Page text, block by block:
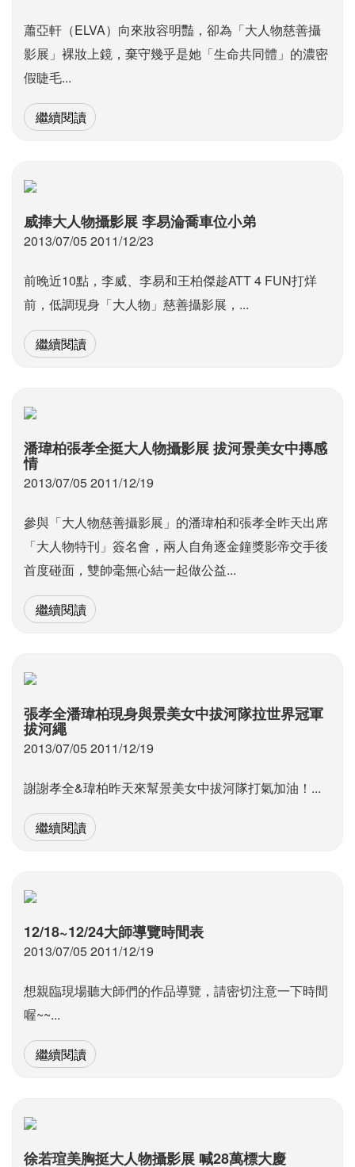
蕭亞軒（ELVA）向來妝容明豔，卻為「大人物慈善攝
影展」裸妝上鏡，棄守幾乎是她「生命共同體」的濃密
假睫毛...
繼續閱讀
威捧大人物攝影展 李易淪喬車位小弟
2013/07/05 2011/12/23
前晚近10點，李威、李易和王柏傑趁ATT 4 FUN打烊
前，低調現身「大人物」慈善攝影展，...
繼續閱讀
潘瑋柏張孝全挺大人物攝影展 拔河景美女中摶感
情
2013/07/05 2011/12/19
參與「大人物慈善攝影展」的潘瑋柏和張孝全昨天出席
「大人物特刊」簽名會，兩人自角逐金鐘獎影帝交手後
首度碰面，雙帥毫無心結一起做公益...
繼續閱讀
張孝全潘瑋柏現身與景美女中拔河隊拉世界冠軍
拔河繩
2013/07/05 2011/12/19
謝謝孝全&瑋柏昨天來幫景美女中拔河隊打氣加油！...
繼續閱讀
12/18~12/24大師導覽時間表
2013/07/05 2011/12/19
想親臨現場聽大師們的作品導覽，請密切注意一下時間
喔~~...
繼續閱讀
徐若瑄美胸挺大人物攝影展 喊28萬標大慶